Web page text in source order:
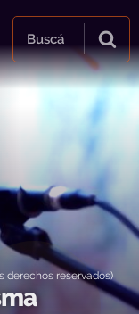
Buscá
reservados)